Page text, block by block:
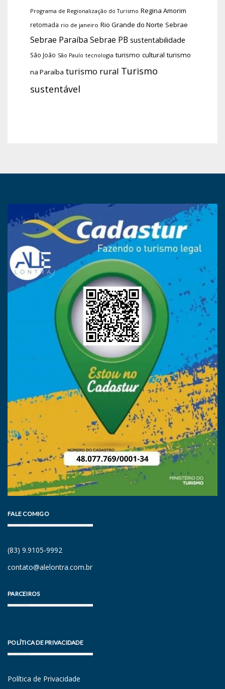
Programa de Regionalização do Turismo Regina Amorim
retomada rio de janeiro Rio Grande do Norte Sebrae
Sebrae Paraíba Sebrae PB sustentabilidade
São João São Paulo tecnologia turismo cultural turismo
na Paraíba turismo rural Turismo
sustentável
FALE COMIGO
(83) 9.9105-9992
contato@alelontra.com.br
PARCEIROS
POLÍTICA DE PRIVACIDADE
Política de Privacidade